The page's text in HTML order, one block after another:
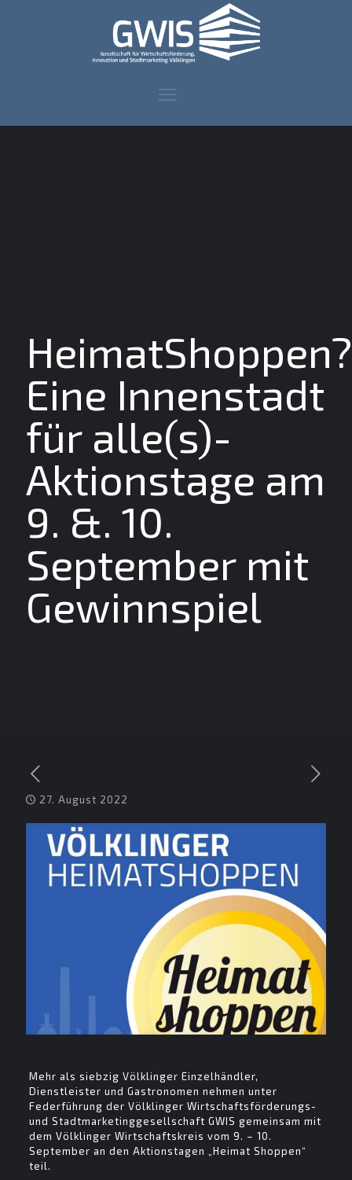
HeimatShoppen?
Eine Innenstadt
für alle(s)-
Aktionstage am
9. &. 10.
September mit
Gewinnspiel
27. August 2022
Mehr als siebzig Völklinger Einzelhändler,
Dienstleister und Gastronomen nehmen unter
Federführung der Völklinger Wirtschaftsförderungs-
und Stadtmarketinggesellschaft GWIS gemeinsam mit
dem Völklinger Wirtschaftskreis vom 9. – 10.
September an den Aktionstagen „Heimat Shoppen“
teil.